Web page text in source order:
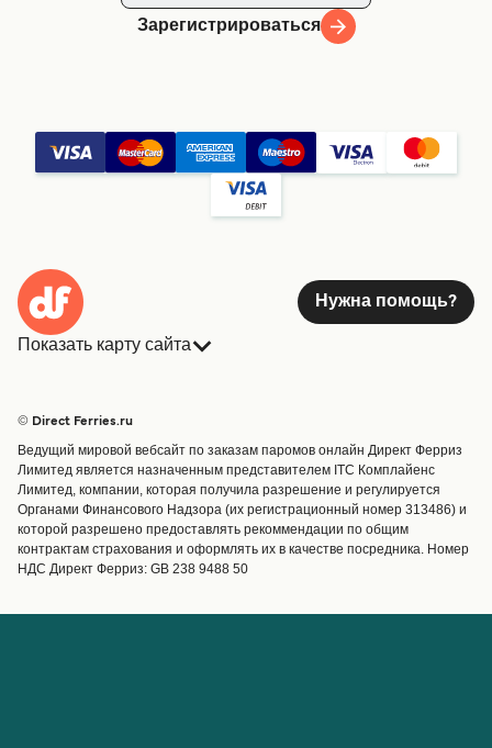
Зарегистрироваться
Нужна помощь?
Показать карту сайта
Страны
Обслуживание клиентов
Операторы
Маршруты и порты
Special Offers
Предлагает
Паромные билеты
Грузоперевозки
© Direct Ferries.ru
Ведущий мировой вебсайт по заказам паромов онлайн Директ Ферриз
Лимитед является назначенным представителем ITC Комплайенс
Лимитед, компании, которая получила разрешение и регулируется
Органами Финансового Надзора (их регистрационный номер 313486) и
которой разрешено предоставлять рекоммендации по общим
контрактам страхования и оформлять их в качестве посредника. Номер
НДС Директ Ферриз: GB 238 9488 50